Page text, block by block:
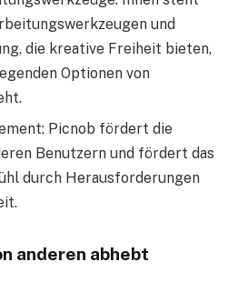
und
die kreative Freiheit bieten,
Optionen von
Picnob fördert die
Benutzern und fördert das
durch Herausforderungen
anderen abhebt